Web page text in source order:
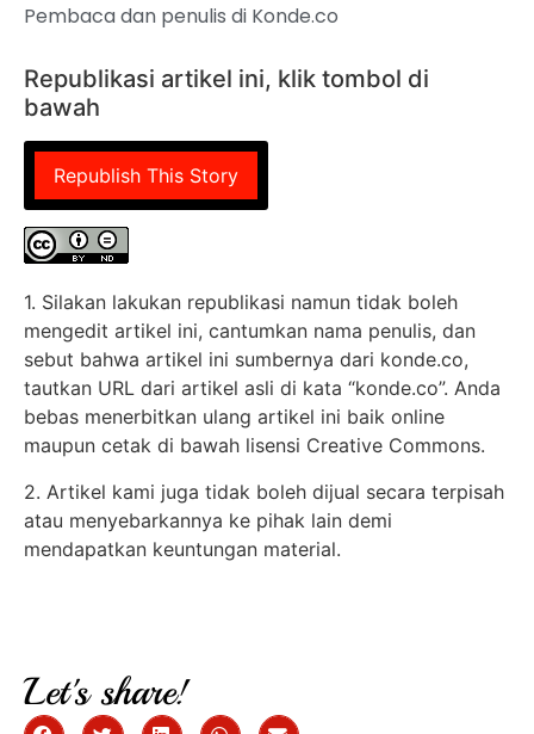
Pembaca dan penulis di Konde.co
Republikasi artikel ini, klik tombol di
bawah
Republish This Story
1. Silakan lakukan republikasi namun tidak boleh
mengedit artikel ini, cantumkan nama penulis, dan
sebut bahwa artikel ini sumbernya dari konde.co,
tautkan URL dari artikel asli di kata “konde.co”. Anda
bebas menerbitkan ulang artikel ini baik online
maupun cetak di bawah lisensi Creative Commons.
2. Artikel kami juga tidak boleh dijual secara terpisah
atau menyebarkannya ke pihak lain demi
mendapatkan keuntungan material.
Let's share!